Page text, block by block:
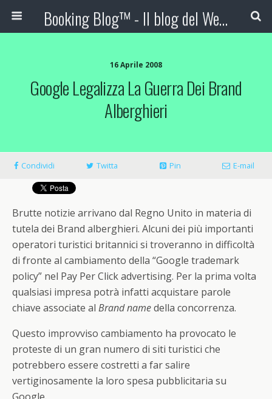
Booking Blog™ - Il blog del Web Marketing Turistico
16 Aprile 2008
Google Legalizza La Guerra Dei Brand
Alberghieri
Condividi Twitta Pin E-mail
Brutte notizie arrivano dal Regno Unito in materia di
tutela dei Brand alberghieri. Alcuni dei più importanti
operatori turistici britannici si troveranno in difficoltà
di fronte al cambiamento della “Google trademark
policy” nel Pay Per Click advertising. Per la prima volta
qualsiasi impresa potrà infatti acquistare parole
chiave associate al Brand namedella concorrenza.
Questo improvviso cambiamento ha provocato le
proteste di un gran numero di siti turistici che
potrebbero essere costretti a far salire
vertiginosamente la loro spesa pubblicitaria su